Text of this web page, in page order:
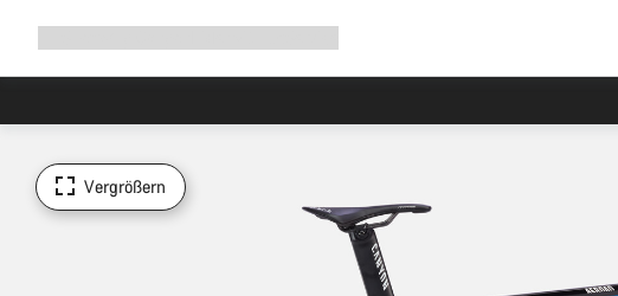
Vergrößern